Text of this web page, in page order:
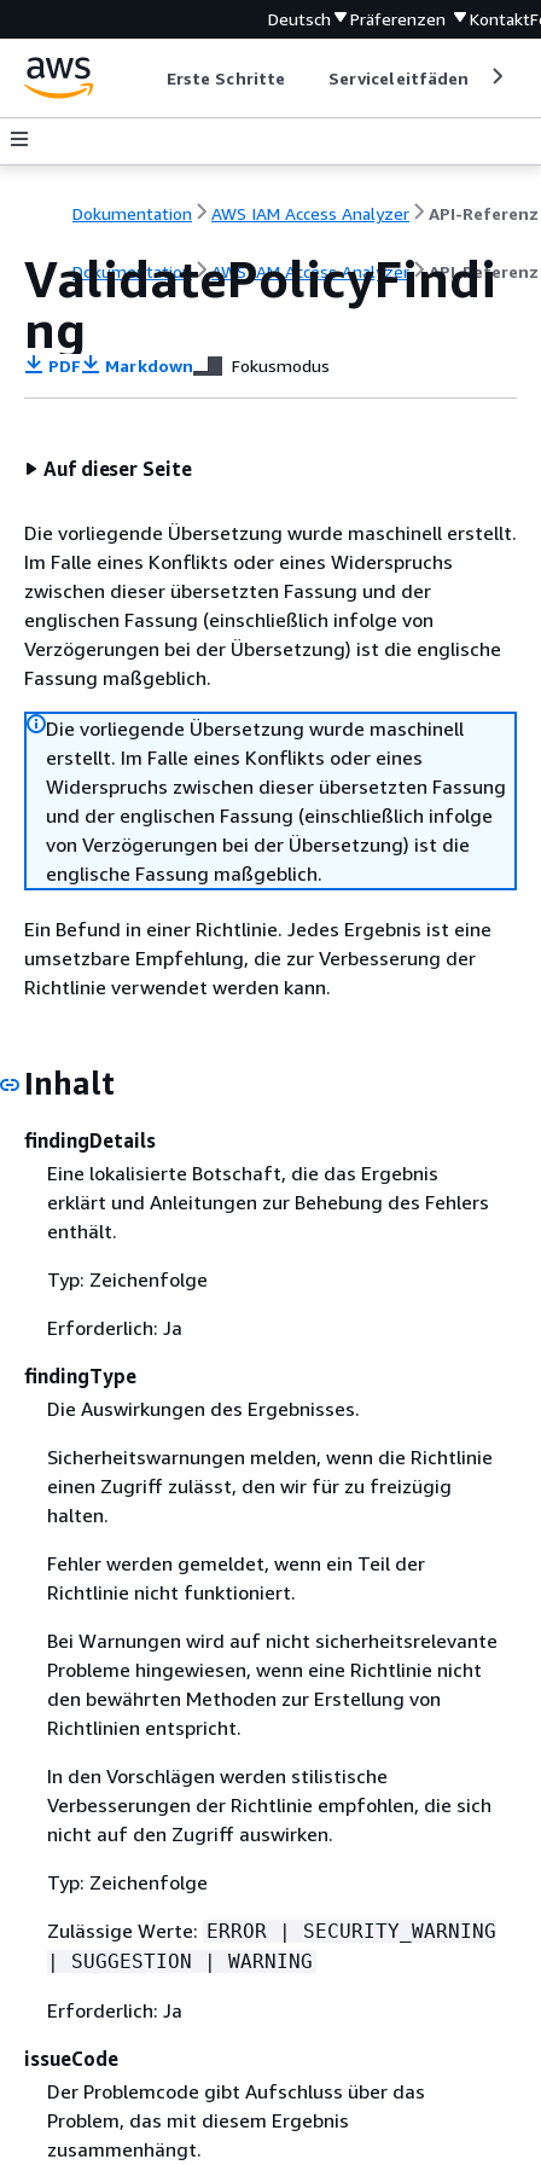
Deutsch Präferenzen Kontakt
Erste Schritte Serviceleitfäden
Dokumentation AWS IAM Access Analyzer API-Referenz
Dokumentation AWS IAM Access Analyzer API-Referenz
ValidatePolicyFindi
ng
PDF Markdown Fokusmodus
Auf dieser Seite
Die vorliegende Übersetzung wurde maschinell erstellt.
Im Falle eines Konflikts oder eines Widerspruchs
zwischen dieser übersetzten Fassung und der
englischen Fassung (einschließlich infolge von
Verzögerungen bei der Übersetzung) ist die englische
Fassung maßgeblich.
Die vorliegende Übersetzung wurde maschinell
erstellt. Im Falle eines Konflikts oder eines
Widerspruchs zwischen dieser übersetzten Fassung
und der englischen Fassung (einschließlich infolge
von Verzögerungen bei der Übersetzung) ist die
englische Fassung maßgeblich.
Ein Befund in einer Richtlinie. Jedes Ergebnis ist eine
umsetzbare Empfehlung, die zur Verbesserung der
Richtlinie verwendet werden kann.
Inhalt
findingDetails
Eine lokalisierte Botschaft, die das Ergebnis
erklärt und Anleitungen zur Behebung des Fehlers
enthält.
Typ: Zeichenfolge
Erforderlich: Ja
findingType
Die Auswirkungen des Ergebnisses.
Sicherheitswarnungen melden, wenn die Richtlinie
einen Zugriff zulässt, den wir für zu freizügig
halten.
Fehler werden gemeldet, wenn ein Teil der
Richtlinie nicht funktioniert.
Bei Warnungen wird auf nicht sicherheitsrelevante
Probleme hingewiesen, wenn eine Richtlinie nicht
den bewährten Methoden zur Erstellung von
Richtlinien entspricht.
In den Vorschlägen werden stilistische
Verbesserungen der Richtlinie empfohlen, die sich
nicht auf den Zugriff auswirken.
Typ: Zeichenfolge
Zulässige Werte: ERROR | SECURITY_WARNING
| SUGGESTION | WARNING
Erforderlich: Ja
issueCode
Der Problemcode gibt Aufschluss über das
Problem, das mit diesem Ergebnis
zusammenhängt.